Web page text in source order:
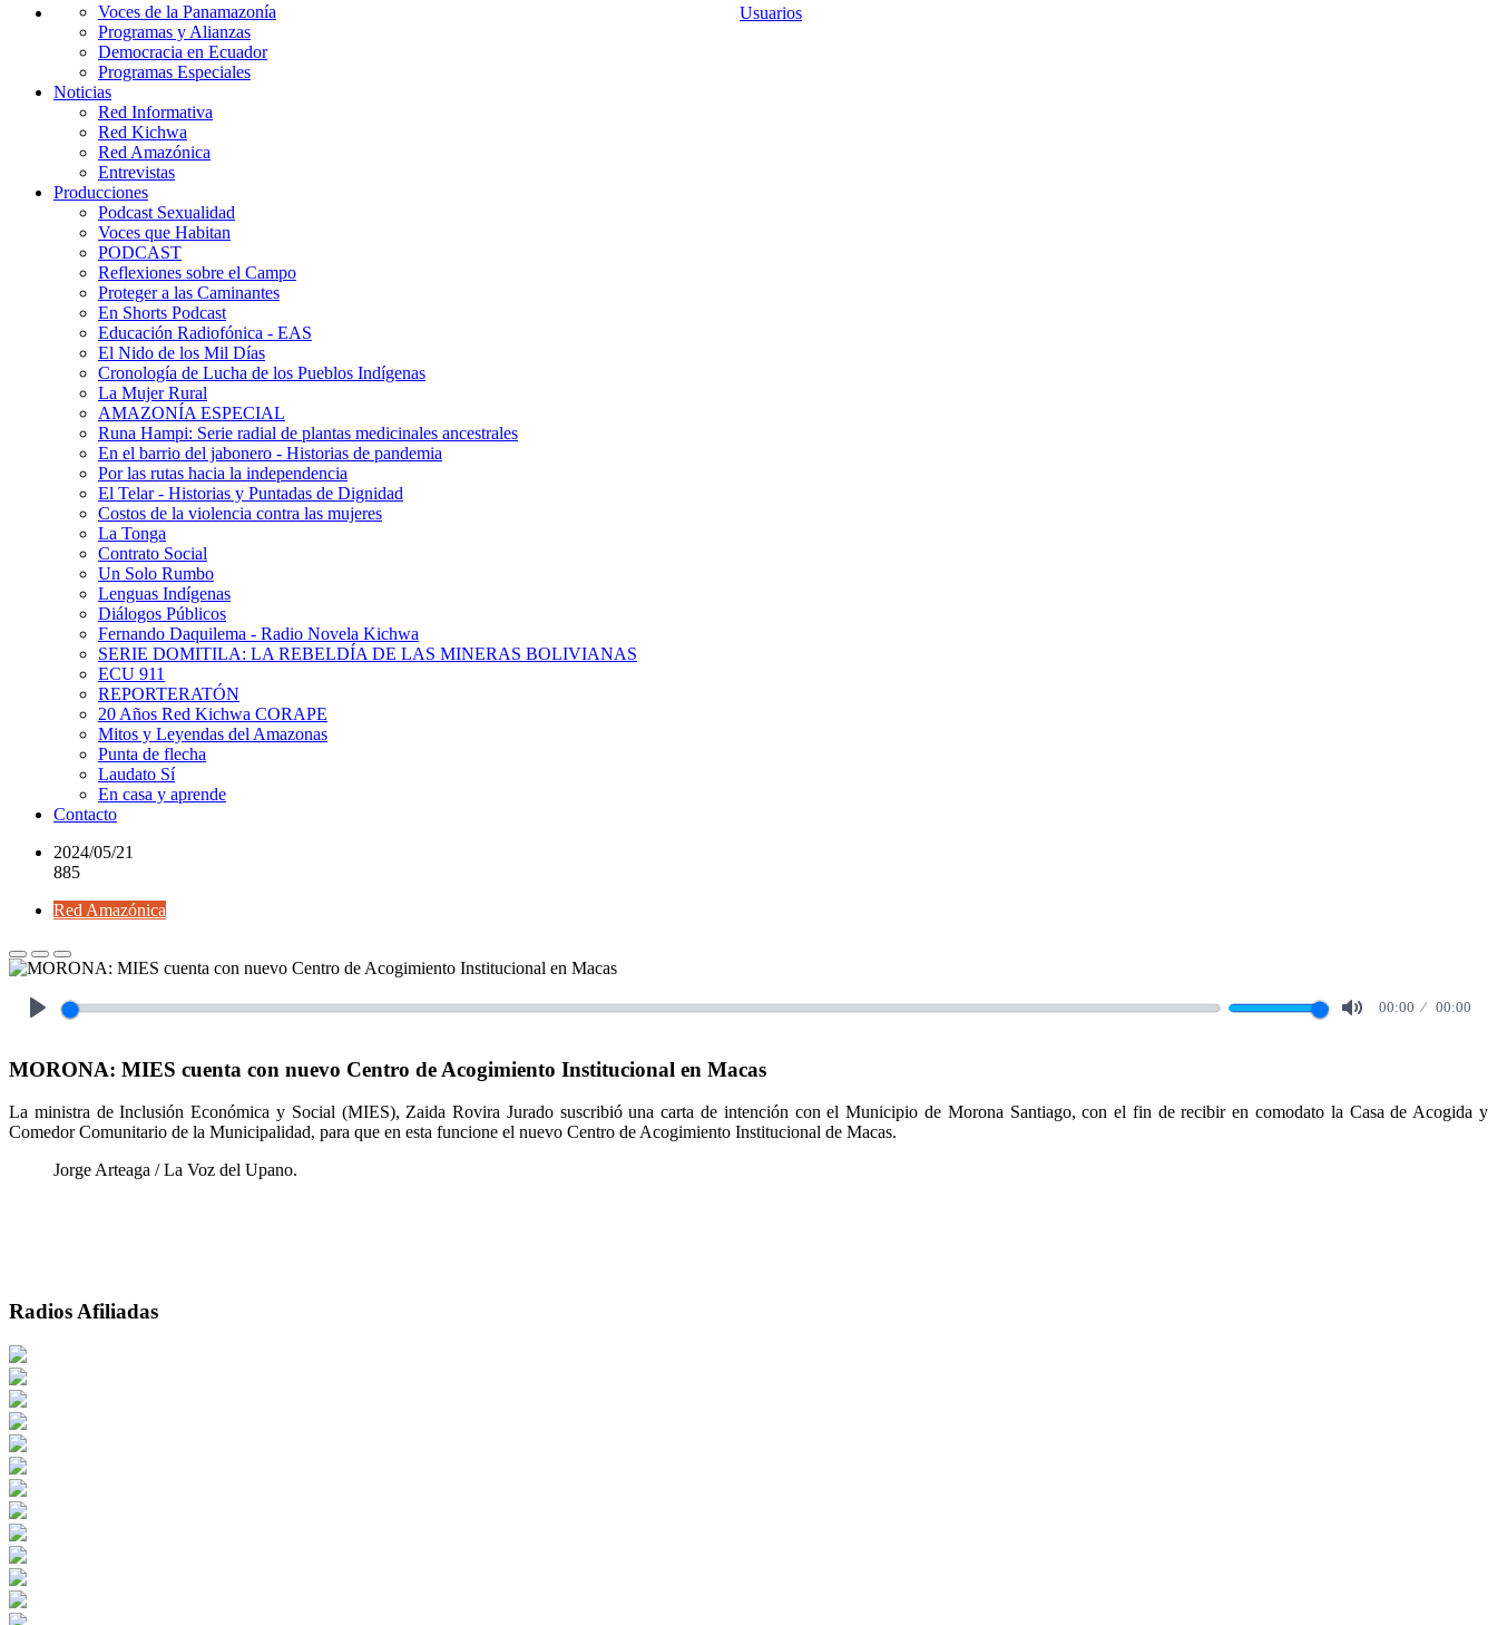
Usuarios
Voces de la Panamazonía
Programas y Alianzas
Democracia en Ecuador
Programas Especiales
Noticias
Red Informativa
Red Kichwa
Red Amazónica
Entrevistas
Producciones
Podcast Sexualidad
Voces que Habitan
PODCAST
Reflexiones sobre el Campo
Proteger a las Caminantes
En Shorts Podcast
Educación Radiofónica - EAS
El Nido de los Mil Días
Cronología de Lucha de los Pueblos Indígenas
La Mujer Rural
AMAZONÍA ESPECIAL
Runa Hampi: Serie radial de plantas medicinales ancestrales
En el barrio del jabonero - Historias de pandemia
Por las rutas hacia la independencia
El Telar - Historias y Puntadas de Dignidad
Costos de la violencia contra las mujeres
La Tonga
Contrato Social
Un Solo Rumbo
Lenguas Indígenas
Diálogos Públicos
Fernando Daquilema - Radio Novela Kichwa
SERIE DOMITILA: LA REBELDÍA DE LAS MINERAS BOLIVIANAS
ECU 911
REPORTERATÓN
20 Años Red Kichwa CORAPE
Mitos y Leyendas del Amazonas
Punta de flecha
Laudato Sí
En casa y aprende
Contacto
2024/05/21
885
Red Amazónica
00:00 00:00
MORONA: MIES cuenta con nuevo Centro de Acogimiento Institucional en Macas
La ministra de Inclusión Económica y Social (MIES), Zaida Rovira Jurado suscribió una carta de intención con el Municipio de Morona Santiago, con el fin de recibir en comodato la Casa de Acogida y
Comedor Comunitario de la Municipalidad, para que en esta funcione el nuevo Centro de Acogimiento Institucional de Macas.
Jorge Arteaga / La Voz del Upano.
Radios Afiliadas